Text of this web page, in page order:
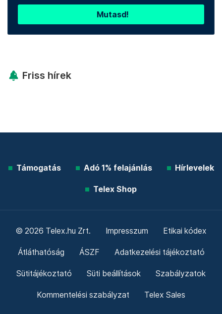
Mutasd!
Friss hírek
Támogatás Adó 1% felajánlás Hírlevelek
Telex Shop
© 2026 Telex.hu Zrt. Impresszum Etikai kódex
Átláthatóság ÁSZF Adatkezelési tájékoztató
Sütitájékoztató Süti beállítások Szabályzatok
Kommentelési szabályzat Telex Sales